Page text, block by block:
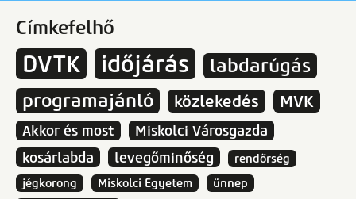
Címkefelhő
DVTK időjárás
labdarúgás
programajánló
közlekedés MVK
Akkor és most
Miskolci Városgazda
kosárlabda
levegőminőség
rendőrség
jégkorong
Miskolci Egyetem
ünnep